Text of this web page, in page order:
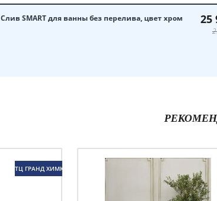
Слив SMART для ванны без перелива, цвет хром 25
ТЦ ГРАНД ХИМКИ